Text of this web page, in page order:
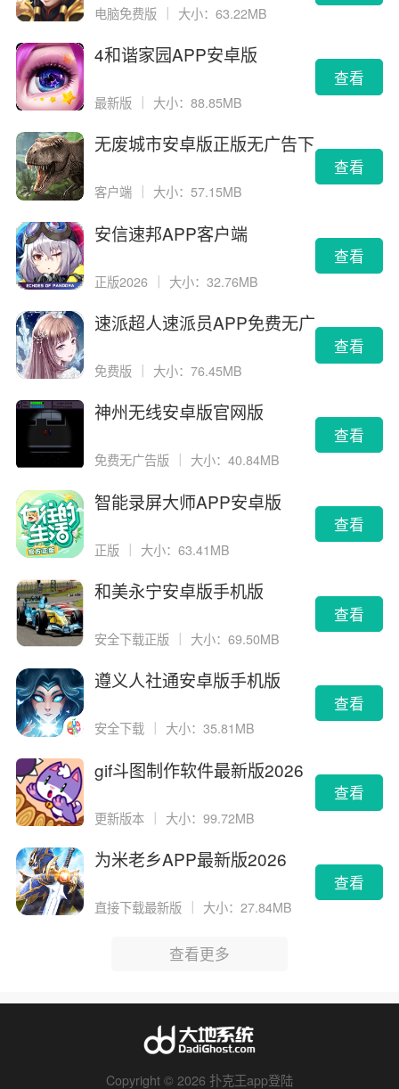
电脑免费版 ｜ 大小：63.22MB
4和谐家园APP安卓版
最新版 大小：88.85MB
查看
无废城市安卓版正版无广告下
客户端 大小：57.15MB
查看
安信速邦APP客户端
正版2026 ｜ 大小：32.76MB
查看
速派超人速派员APP免费无广
免费版 大小：76.45MB
查看
神州无线安卓版官网版
免费无广告版 大小：40.84MB
查看
智能录屏大师APP安卓版
正版 ｜ 大小：63.41MB
查看
和美永宁安卓版手机版
安全下载正版 大小：69.50MB
查看
遵义人社通安卓版手机版
安全下载 大小：35.81MB
查看
gif斗图制作软件最新版2026
更新版本 ｜ 大小：99.72MB
查看
为米老乡APP最新版2026
直接下载最新版 大小：27.84MB
查看
查看更多
Copyright © 2026 扑克王app登陆